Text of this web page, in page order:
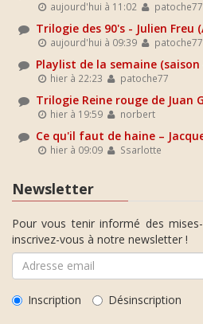
aujourd'hui à 11:02 patoche77
Trilogie des 90's - Julien Freu
aujourd'hui à 09:39 patoche77
Playlist de la semaine (saison
hier à 22:23 patoche77
Trilogie Reine rouge de Juan
hier à 19:59 norbert
Ce qu'il faut de haine –
hier à 09:09 Ssarlotte
Newsletter
Pour vous tenir informé des
inscrivez-vous à notre newsletter !
Inscription Désinscription